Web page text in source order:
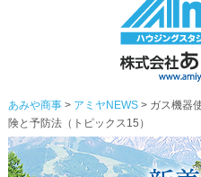
あみや商事 アミヤNEWS> ガス機器
険と予防法（トピックス15）